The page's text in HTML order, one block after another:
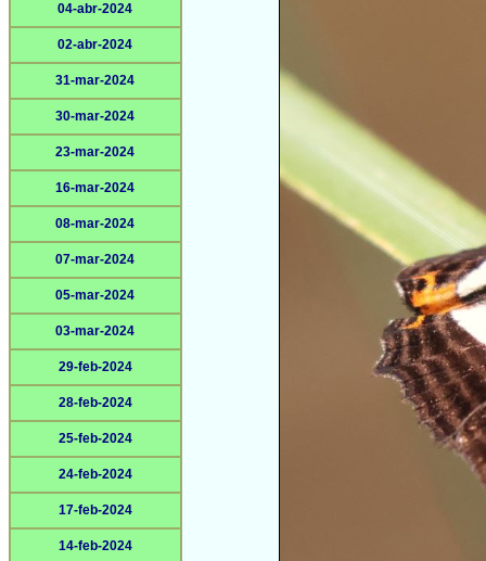
04-abr-2024
02-abr-2024
31-mar-2024
30-mar-2024
23-mar-2024
16-mar-2024
08-mar-2024
07-mar-2024
05-mar-2024
03-mar-2024
29-feb-2024
28-feb-2024
25-feb-2024
24-feb-2024
17-feb-2024
14-feb-2024